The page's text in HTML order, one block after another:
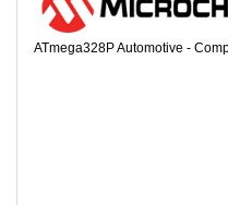
ATmega328P Automotive -